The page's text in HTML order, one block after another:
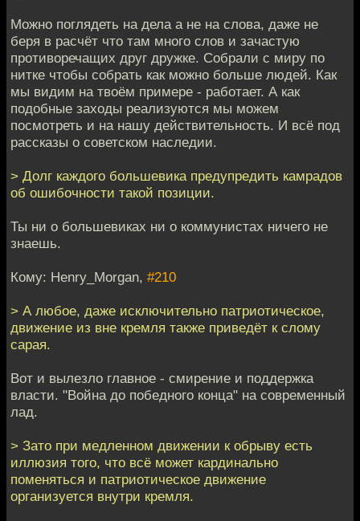
Можно поглядеть на дела а не на слова, даже не
беря в расчёт что там много слов и зачастую
противоречащих друг дружке. Собрали с миру по
нитке чтобы собрать как можно больше людей. Как
мы видим на твоём примере - работает. А как
подобные заходы реализуются мы можем
посмотреть и на нашу действительность. И всё под
рассказы о советском наследии.
> Долг каждого большевика предупредить камрадов
об ошибочности такой позиции.
Ты ни о большевиках ни о коммунистах ничего не
знаешь.
Кому: Henry_Morgan, #210
> А любое, даже исключительно патриотическое,
движение из вне кремля также приведёт к слому
сарая.
Вот и вылезло главное - смирение и поддержка
власти. "Война до победного конца" на современный
лад.
> Зато при медленном движении к обрыву есть
иллюзия того, что всё может кардинально
поменяться и патриотическое движение
организуется внутри кремля.